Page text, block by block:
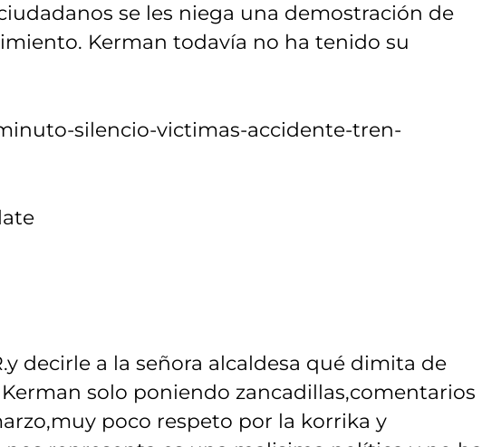
se les niega una demostración de
Kerman todavía no ha tenido su
silencio-victimas-accidente-tren-
decirle a la señora alcaldesa qué dimita de
solo poniendo zancadillas,comentarios
poco respeto por la korrika y